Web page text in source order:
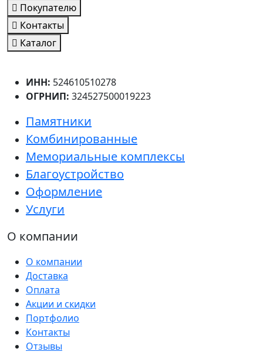
Покупателю
Контакты
Каталог
ИНН: 524610510278
ОГРНИП: 324527500019223
Памятники
Комбинированные
Мемориальные комплексы
Благоустройство
Оформление
Услуги
О компании
О компании
Доставка
Оплата
Акции и скидки
Портфолио
Контакты
Отзывы